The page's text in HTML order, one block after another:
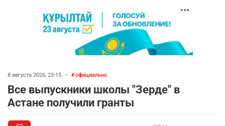
8 августа 2026, 23:15 • официально
Все выпускники школы "Зерде" в
Астане получили гранты